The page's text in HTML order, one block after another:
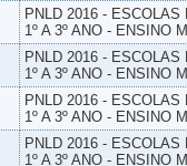
PNLD 2016 -
1º A 3º ANO - ENSINO
PNLD 2016 -
1º A 3º ANO - ENSINO
PNLD 2016 -
1º A 3º ANO - ENSINO
PNLD 2016 -
1º A 3º ANO - ENSINO